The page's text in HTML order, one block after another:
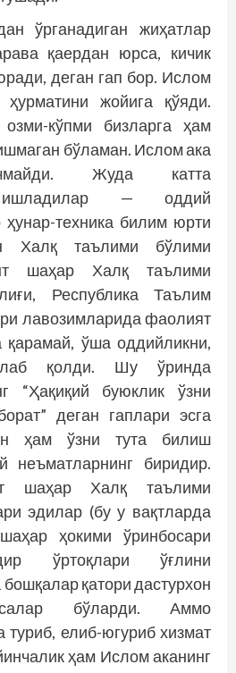
ўрганадиган жиҳатлар
қаердан юрса, кичик
деган гап бор. Ислом
ҳурматини жойига қўяди.
кўпми бизларга ҳам
бўламан. Ислом ака
Жуда катта
ишладилар — оддий
ҳунар-техника билим юрти
Халқ таълими бўлими
шаҳар Халқ таълими
Республика Таълим
лавозимларида фаолият
ўша оддийликни,
қолди. Шу ўринда
“Ҳақиқий буюклик ўзни
деган гаплари эсга
ҳам ўзни тута билиш
неъматларнинг биридир.
шаҳар Халқ таълими
эдилар (бу у вақтларда
ҳокими ўринбосари
ўртоқлари ўғлини
қатори дастурхон
бўларди. Аммо
туриб, елиб-югуриб хизмат
ҳам Ислом аканинг